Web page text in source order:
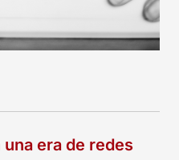
una era de redes